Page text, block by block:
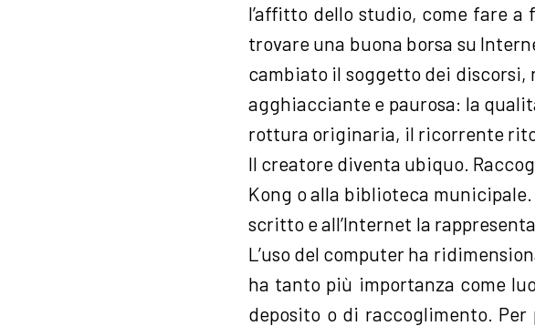
l’affitto dello studio, come fare
trovare una buona borsa su
cambiato il soggetto dei discorsi,
agghiacciante e paurosa: la
rottura originaria, il ricorrente
Il creatore diventa ubiquo.
Kong o alla biblioteca
scritto e all’Internet la
L’uso del computer ha
ha tanto più importanza come
deposito o di raccoglimento.